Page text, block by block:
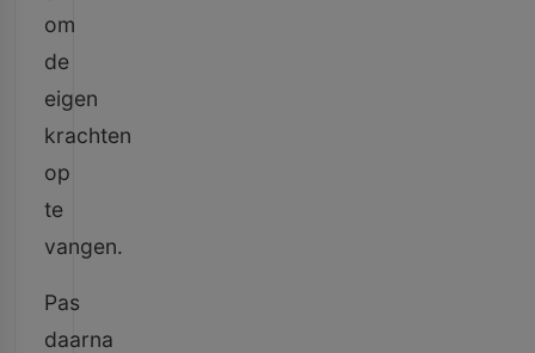
om
de
eigen
krachten
op
te
vangen.
Pas
daarna